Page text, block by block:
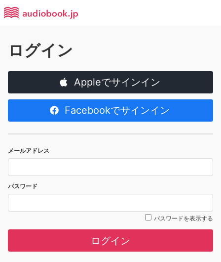
ログイン
Appleでサインイン
Facebookでサインイン
メールアドレス
パスワード
パスワードを表示する
ログイン